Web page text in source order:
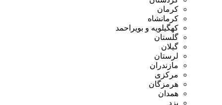
کرمان
کرمانشاه
کهگیلویه و بویراحمد
گلستان
گیلان
لرستان
مازندران
مرکزی
هرمزگان
همدان
یزد